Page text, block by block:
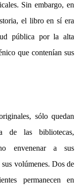
Sin embargo, en
el libro en sí era
pública por la alta
que contenían sus
sólo quedan
de las bibliotecas,
envenenar a sus
volúmenes. Dos de
permanecen en